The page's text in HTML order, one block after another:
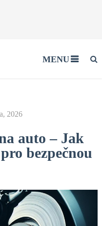
MENU
2026
auto – Jak
bezpečnou